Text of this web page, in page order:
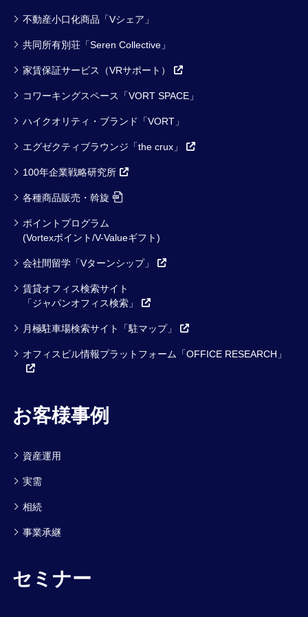
不動産小口化商品「Vシェア」
共同所有別荘「Seren Collective」
家賃保証サービス（VRサポート）
コワーキングスペース「VORT SPACE」
ハイクオリティ・ブランド「VORT」
エグゼクティブラウンジ「the crux」
100年企業戦略研究所
各種商品販売・斡旋
ポイントプログラム
(Vortexポイント/V-Valueギフト)
会社間留学「Vターンシップ」
賃貸オフィス検索サイト
「ジャパンオフィス検索」
月極駐車場検索サイト「駐マップ」
オフィスビル情報プラットフォーム「OFFICE RESEARCH」
お客様事例
資産運用
実需
相続
事業承継
セミナー